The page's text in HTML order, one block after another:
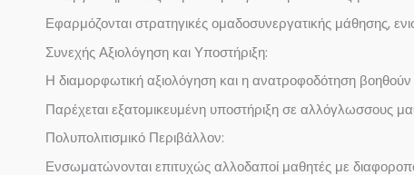
Εφαρμόζονται στρατηγικές ομαδοσυνεργατικής μάθησης,
Συνεχής Αξιολόγηση και Υποστήριξη:
Η διαμορφωτική αξιολόγηση και η ανατροφοδότηση
Παρέχεται εξατομικευμένη υποστήριξη σε αλλόγλωσσους
Πολυπολιτισμικό Περιβάλλον:
Ενσωματώνονται επιτυχώς αλλοδαποί μαθητές με